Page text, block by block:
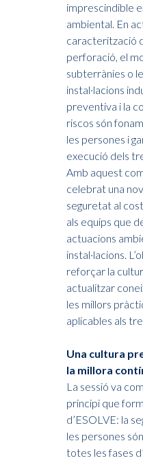
imprescindible
ambiental. En
caracterització
perforació, el
subterrànies o
instal·lacions
preventiva i la
riscos són
les persones i
execució dels
Amb aquest
celebrat una
seguretat al
als equips que
actuacions
instal·lacions.
reforçar la
actualitzar
les millors
aplicables als
Una cultura
la millora
La sessió va
principi que
d’ESOLVE: la
les persones
totes les fases